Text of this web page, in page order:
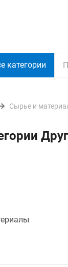
категории
Сырье и